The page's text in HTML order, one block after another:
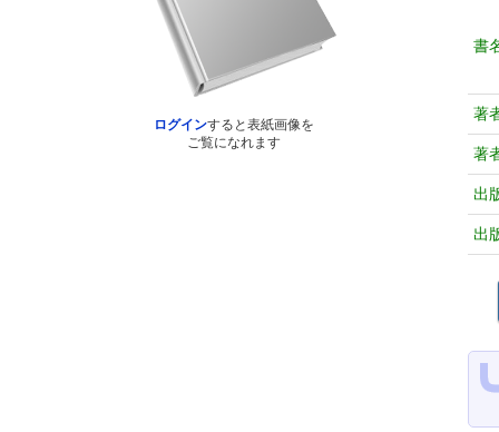
ログインすると表紙画像を
ご覧になれます
書
著
著
出
出